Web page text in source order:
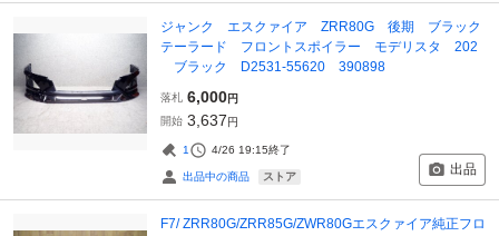
ジャンク エスクァイア ZRR80G 後期 ブラック
テーラード フロントスポイラー モデリスタ 202
ブラック D2531-55620 390898
落札 6,000円
開始 3,637円
1 4/26 19:15終了
出品中の商品 ストア 出品
F7/ ZRR80G/ZRR85G/ZWR80Gエスクァイア純正フロ